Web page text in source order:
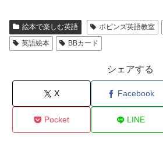
絵本で楽しむ英語 ポピンズ英語教室
英語絵本
BBカード
シェアする
X Facebook
Pocket LINE